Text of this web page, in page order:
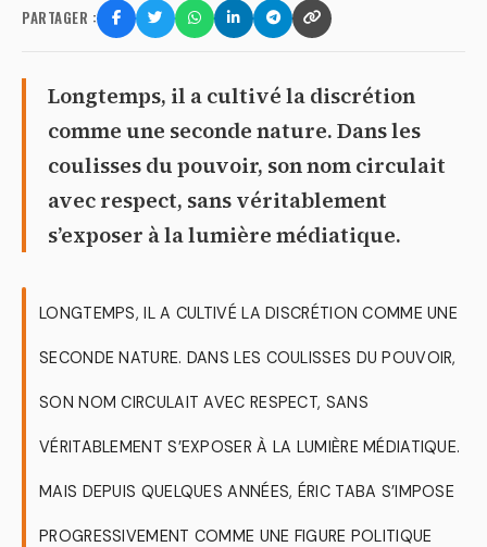
PARTAGER :
Longtemps, il a cultivé la discrétion
comme une seconde nature. Dans les
coulisses du pouvoir, son nom circulait
avec respect, sans véritablement
s’exposer à la lumière médiatique.
LONGTEMPS, IL A CULTIVÉ LA DISCRÉTION COMME UNE
SECONDE NATURE. DANS LES COULISSES DU POUVOIR,
SON NOM CIRCULAIT AVEC RESPECT, SANS
VÉRITABLEMENT S’EXPOSER À LA LUMIÈRE MÉDIATIQUE.
MAIS DEPUIS QUELQUES ANNÉES, ÉRIC TABA S’IMPOSE
PROGRESSIVEMENT COMME UNE FIGURE POLITIQUE